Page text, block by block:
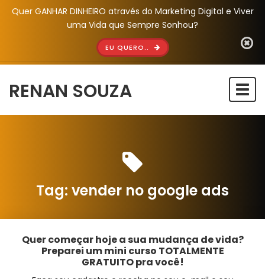
Quer GANHAR DINHEIRO através do Marketing Digital e Viver
uma Vida que Sempre Sonhou?
EU QUERO..
RENAN SOUZA
Tag: vender no google ads
Quer começar hoje a sua mudança de vida?
Preparei um mini curso TOTALMENTE
GRATUITO pra você!